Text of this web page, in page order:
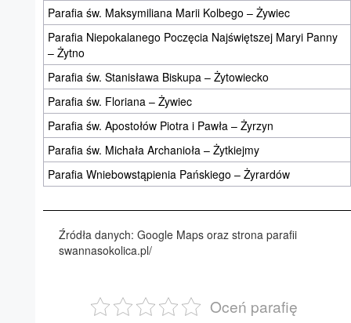
Parafia św. Maksymiliana Marii Kolbego – Żywiec
Parafia Niepokalanego Poczęcia Najświętszej Maryi Panny
– Żytno
Parafia św. Stanisława Biskupa – Żytowiecko
Parafia św. Floriana – Żywiec
Parafia św. Apostołów Piotra i Pawła – Żyrzyn
Parafia św. Michała Archanioła – Żytkiejmy
Parafia Wniebowstąpienia Pańskiego – Żyrardów
Źródła danych: Google Maps oraz strona parafii
swannasokolica.pl/
Oceń parafię